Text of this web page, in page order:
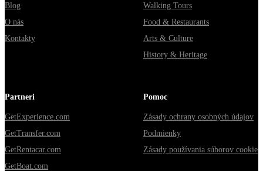
Blog
O nás
Kontakty
Walking Tours
Food & Restaurants
Arts & Culture
History & Heritage
Partneri
GetExperience.com
GetTransfer.com
GetRentacar.com
GetBoat.com
Pomoc
Zásady ochrany osobných údajov
Podmienky
Zásady používania súborov cookie